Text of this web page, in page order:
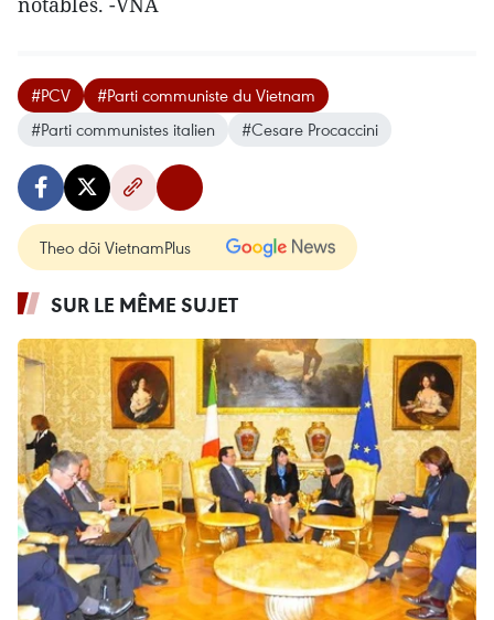
#PCV
#Parti communiste du Vietnam
#Parti communistes italien
#Cesare Procaccini
Theo dõi VietnamPlus
SUR LE MÊME SUJET